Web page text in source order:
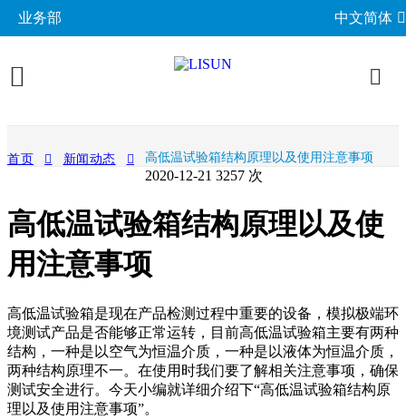
业务部 中文简体
分布光度计系统
积分球光谱辐射计系统
光生物安全与蓝光危害
其他LED测试设备
EMC电磁兼容
EMI电磁干扰测试系统
交流与直流测试电源
环境试验箱
IP防水防尘测试设备
耐候与腐蚀测试
阻燃与防火测试设备
安规测试仪
电子元器件测试
机械力学与量规
机械力学测试机
插头插座与线缆测试
材料与光学分析
RoHS与元素分析仪
LED与灯具测试方案
LM-79与LM-80测试方案
家用电器测试方案
移动与网络测试方案
汽车电子测试方案
相关标准
GB 中国国家标准
IEC国际电工委员会
ISO国际标准化组织
CIE国际照明委员会
EN欧洲标准
成功案例
关于力汕
电子目录
新闻动态
联系我们
首页 新闻动态 高低温试验箱结构原理以及使用注意事项
2020-12-21 3257 次
高低温试验箱结构原理以及使
用注意事项
高低温试验箱是现在产品检测过程中重要的设备，模拟极端环
境测试产品是否能够正常运转，目前高低温试验箱主要有两种
结构，一种是以空气为恒温介质，一种是以液体为恒温介质，
两种结构原理不一。在使用时我们要了解相关注意事项，确保
测试安全进行。今天小编就详细介绍下“高低温试验箱结构原
理以及使用注意事项”。